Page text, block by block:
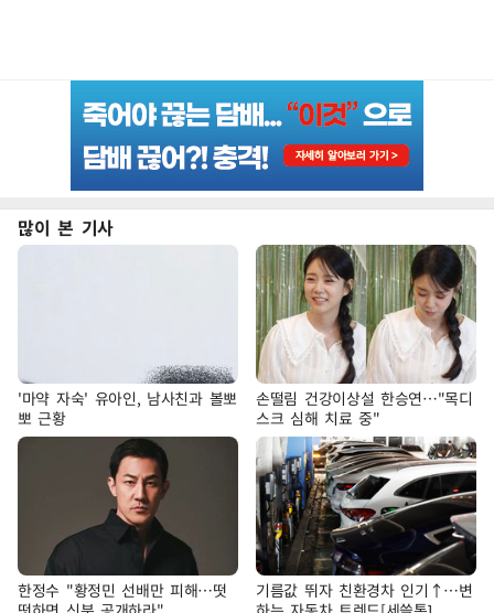
많이 본 기사
'마약 자숙' 유아인, 남사친과 볼뽀
뽀 근황
손떨림 건강이상설 한승연…"목디
스크 심해 치료 중"
한정수 "황정민 선배만 피해…떳
기름값 뛰자 친환경차 인기↑…변